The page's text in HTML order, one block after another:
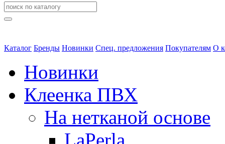
Каталог Бренды Новинки Спец. предложения Покупателям О
Новинки
Клеенка ПВХ
На нетканой основе